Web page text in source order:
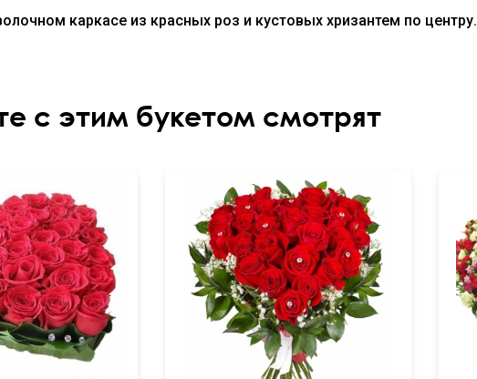
каркасе из красных роз и кустовых хризантем по центру.
с этим букетом смотрят